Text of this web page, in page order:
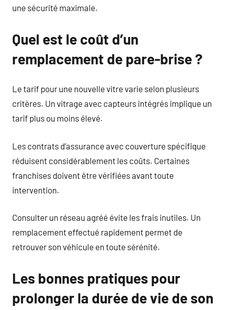
une sécurité maximale.
Quel est le coût d’un
remplacement de pare-brise ?
Le tarif pour une nouvelle vitre varie selon plusieurs
critères. Un vitrage avec capteurs intégrés implique un
tarif plus ou moins élevé.
Les contrats d’assurance avec couverture spécifique
réduisent considérablement les coûts. Certaines
franchises doivent être vérifiées avant toute
intervention.
Consulter un réseau agréé évite les frais inutiles. Un
remplacement effectué rapidement permet de
retrouver son véhicule en toute sérénité.
Les bonnes pratiques pour
prolonger la durée de vie de son